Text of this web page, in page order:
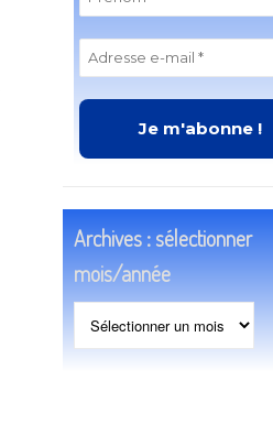
Archives : sélectionner
mois/année
sélectionner